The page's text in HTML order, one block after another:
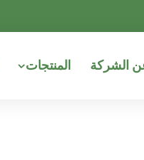
الشركة المنتجات